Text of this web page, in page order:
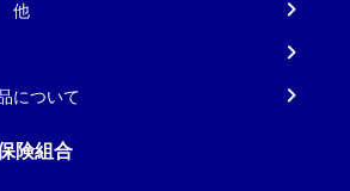
他
について
険組合